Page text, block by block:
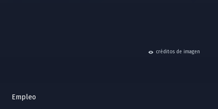
hide
créditos de imagen
Empleo